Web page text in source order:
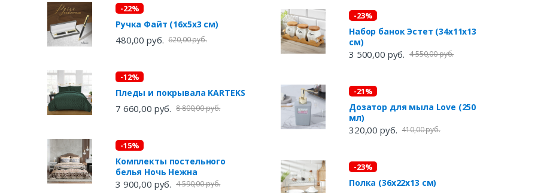
-22%
Ручка Файт (16х5х3 см)
480,00 руб. 620,00 руб.
-12%
Пледы и покрывала KARTEKS
7 660,00 руб. 8 800,00 руб.
-15%
Комплекты постельного
белья Ночь Нежна
3 900,00 руб. 4 590,00 руб.
-23%
Набор банок Эстет (34х11х13
см)
3 500,00 руб. 4 550,00 руб.
-21%
Дозатор для мыла Love (250
мл)
320,00 руб. 410,00 руб.
-23%
Полка (36х22х13 см)